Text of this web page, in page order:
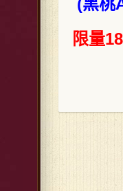
(黑桃
限量